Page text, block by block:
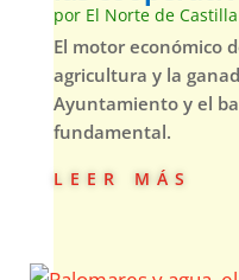
por El Norte de Castilla
El motor económico
agricultura y la
Ayuntamiento y el
fundamental.
leer más